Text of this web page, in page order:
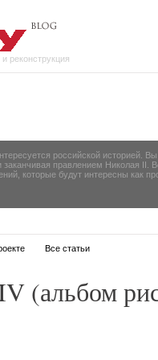
реконструкция
российской историей.
правлением Николая
которые будут интересны
Все статьи
(альбом